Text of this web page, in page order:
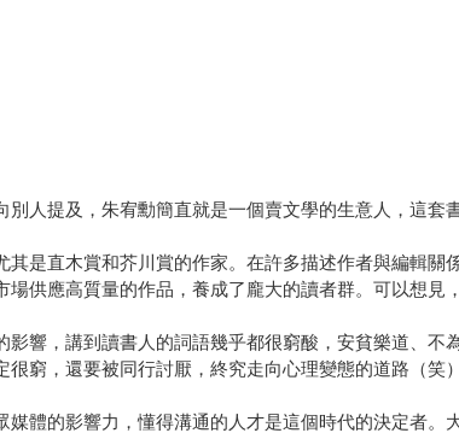
人提及，朱宥勳簡直就是一個賣文學的生意人，這套
是直木賞和芥川賞的作家。在許多描述作者與編輯
供應高質量的作品，養成了龐大的讀者群。可以想見
響，講到讀書人的詞語幾乎都很窮酸，安貧樂道、
窮，還要被同行討厭，終究走向心理變態的道路（笑
體的影響力，懂得溝通的人才是這個時代的決定者